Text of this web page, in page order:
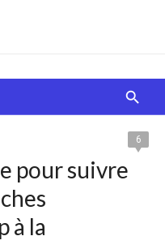
de chocolats… On
va tomber !
6
pour suivre
à la